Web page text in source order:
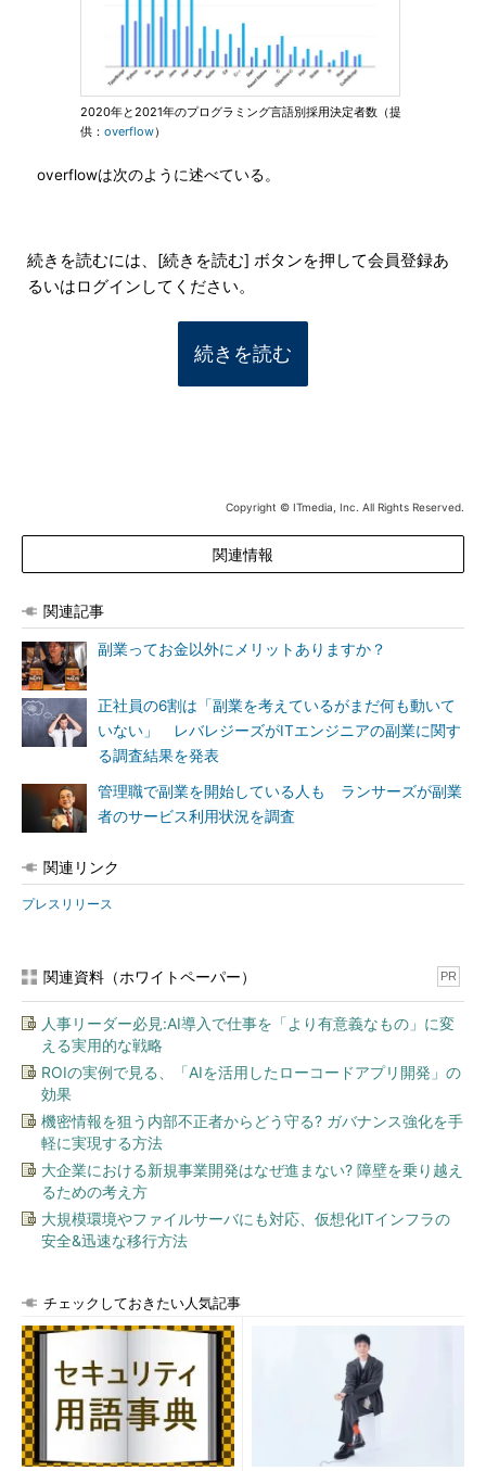
2020年と2021年のプログラミング言語別採用決定者数（提
供： overflow）
overflowは次のように述べている。
続きを読むには、[続きを読む] ボタンを押して会員登録あ
るいはログインしてください。
続きを読む
Copyright © ITmedia, Inc. All Rights Reserved.
関連情報
関連記事
副業ってお金以外にメリットありますか？
正社員の6割は「副業を考えているがまだ何も動いて
いない」 レバレジーズがITエンジニアの副業に関す
る調査結果を発表
管理職で副業を開始している人も ランサーズが副業
者のサービス利用状況を調査
関連リンク
プレスリリース
関連資料（ホワイトペーパー） PR
人事リーダー必見:AI導入で仕事を「より有意義なもの」に変
える実用的な戦略
ROIの実例で見る、「AIを活用したローコードアプリ開発」の
効果
機密情報を狙う内部不正者からどう守る? ガバナンス強化を手
軽に実現する方法
大企業における新規事業開発はなぜ進まない? 障壁を乗り越え
るための考え方
大規模環境やファイルサーバにも対応、仮想化ITインフラの
安全&迅速な移行方法
チェックしておきたい人気記事